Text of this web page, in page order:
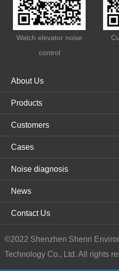
Watch elevator noise
control
About Us
Products
Customers
Cases
Noise diagnosis
News
Contact Us
©2022 Shenzhen Shenri
Technology Co., Ltd. All rights